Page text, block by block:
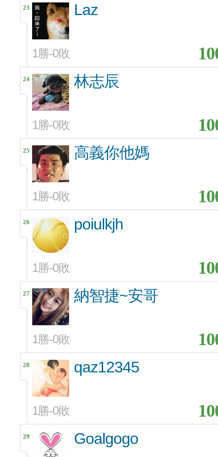
23 Laz
1勝-0敗
24 林志辰
1勝-0敗
25 高義你他媽
1勝-0敗
26 poiulkjh
1勝-0敗
27 納智捷~安哥
1勝-0敗
28 qaz12345
1勝-0敗
29 Goalgogo